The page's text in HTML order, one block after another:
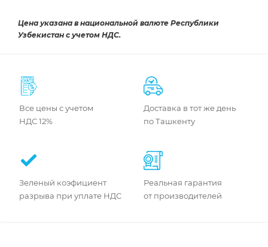
Цена указана в национальной валюте Республики
Узбекистан с учетом НДС.
Все цены с учетом
НДС 12%
Доставка в тот же день
по Ташкенту
Зеленый коэфициент
разрыва при уплате НДС
Реальная гарантия
от производителей